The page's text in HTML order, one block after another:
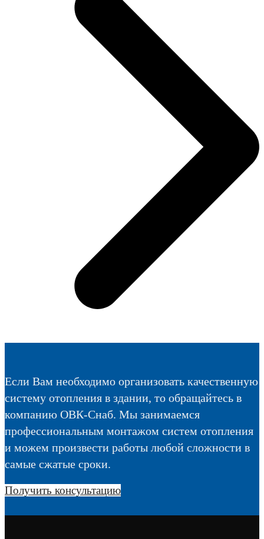
Если Вам необходимо организовать качественную
систему отопления в здании, то обращайтесь в
компанию ОВК-Снаб. Мы занимаемся
профессиональным монтажом систем отопления
и можем произвести работы любой сложности в
самые сжатые сроки.
Получить консультацию